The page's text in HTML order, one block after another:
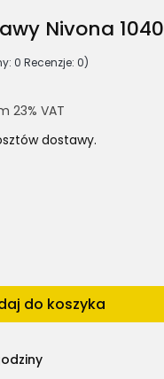
Nivona 1040
0 Recenzje: 0)
23% VAT
23% VAT
dostawy.
do koszyka